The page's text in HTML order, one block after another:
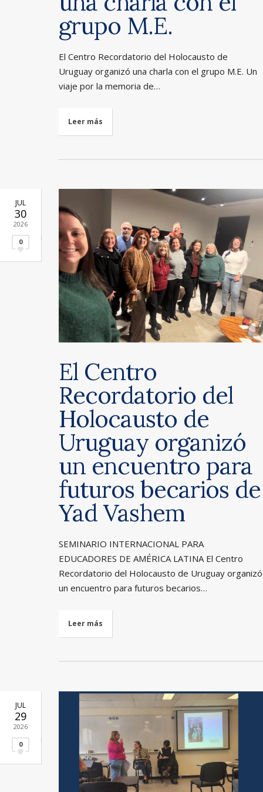
grupo M.E.
El Centro Recordatorio del Holocausto de
Uruguay organizó una charla con el grupo M.E. Un
viaje por la memoria de…
Leer más
JUL
30
2026
0
El Centro
Recordatorio del
Holocausto de
Uruguay organizó
un encuentro para
futuros becarios de
Yad Vashem
SEMINARIO INTERNACIONAL PARA
EDUCADORES DE AMÉRICA LATINA El Centro
Recordatorio del Holocausto de Uruguay organizó
un encuentro para futuros becarios…
Leer más
JUL
29
2026
0